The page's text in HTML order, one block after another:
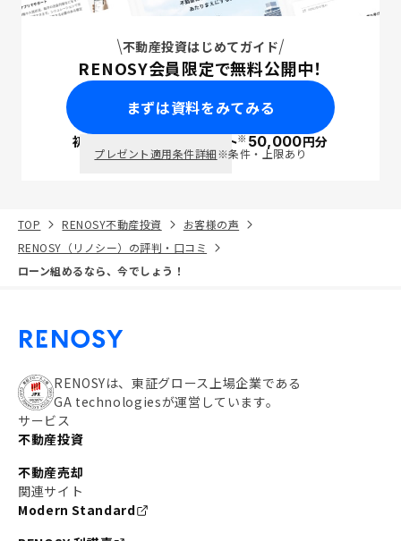
不動産投資はじめてガイド
RENOSY会員限定で無料公開中！
まずは資料をみてみる
初回面談で ポイント※50,000円分
プレゼント適用条件詳細※条件・上限あり
TOP RENOSY不動産投資
お客様の声
RENOSY（リノシー）の評判・口コミ
ローン組めるなら、今でしょう！
RENOSYは、東証グロース上場企業である
GA technologiesが運営しています。
サービス
不動産投資
不動産売却
関連サイト
Modern Standard